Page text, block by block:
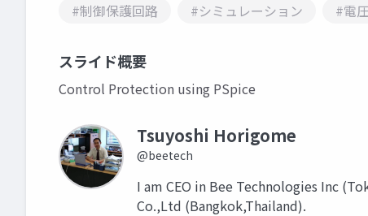
#制御保護回路
#シミュレーション #電
スライド概要
Control Protection using PSpice
Tsuyoshi Horigome
@beetech
I am CEO in Bee Technologies Inc
Co.,Ltd (Bangkok,Thailand).